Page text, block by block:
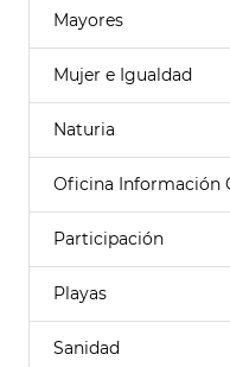
Mayores
Mujer e Igualdad
Naturia
Oficina Información
Participación
Playas
Sanidad